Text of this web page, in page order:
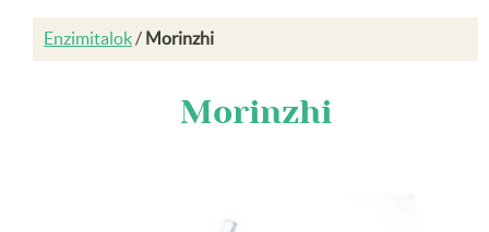
Enzimitalok/ Morinzhi
Morinzhi